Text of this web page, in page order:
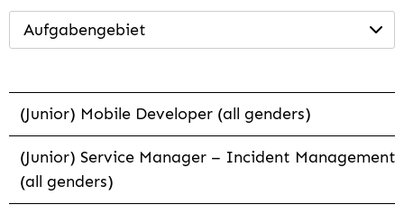
Aufgabengebiet
(Junior) Mobile Developer (all genders)
(Junior) Service Manager – Incident Management
(all genders)